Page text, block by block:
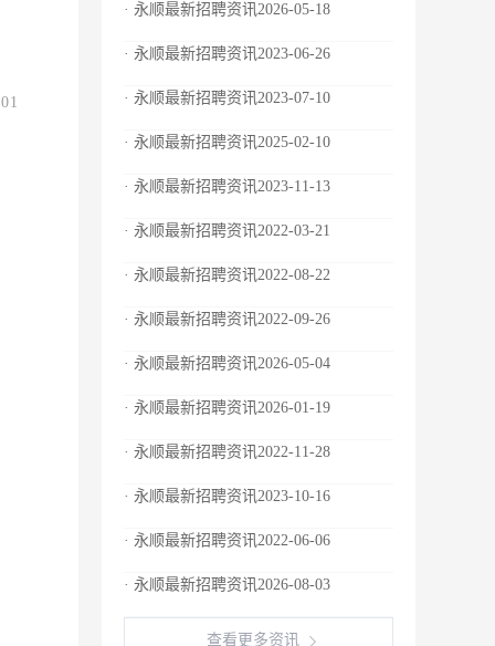
· 永顺最新招聘资讯2026-05-18
· 永顺最新招聘资讯2023-06-26
· 永顺最新招聘资讯2023-07-10
· 永顺最新招聘资讯2025-02-10
· 永顺最新招聘资讯2023-11-13
· 永顺最新招聘资讯2022-03-21
· 永顺最新招聘资讯2022-08-22
· 永顺最新招聘资讯2022-09-26
· 永顺最新招聘资讯2026-05-04
· 永顺最新招聘资讯2026-01-19
· 永顺最新招聘资讯2022-11-28
· 永顺最新招聘资讯2023-10-16
· 永顺最新招聘资讯2022-06-06
· 永顺最新招聘资讯2026-08-03
查看更多资讯